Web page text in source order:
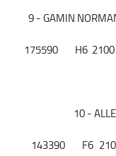
9 - GAMIN
175590
H6
10 -
143390
F6